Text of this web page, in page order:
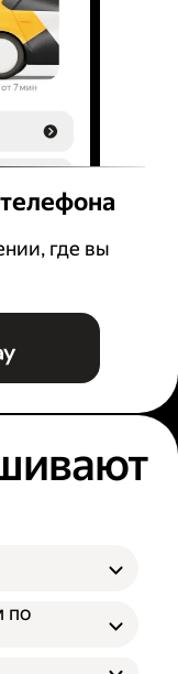
где вы
по